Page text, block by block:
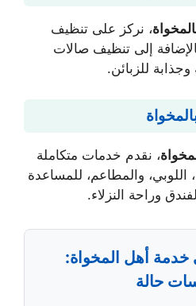
، نركز على تنظيف
إلى تنظيف صالات
للزبائن.
، نقدم خدمات متكاملة
والمطاعم، للمساعدة
وراحة النزلاء.
خدمة أهل المخواة:
حالة